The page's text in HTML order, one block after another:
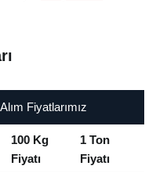
Fiyatlarımız
100 Kg
Fiyatı
1 Ton
Fiyatı